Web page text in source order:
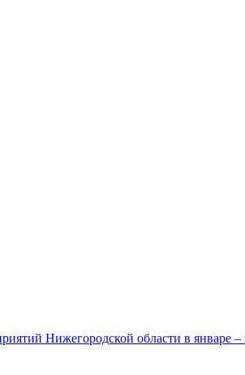
Нижегородской области в январе